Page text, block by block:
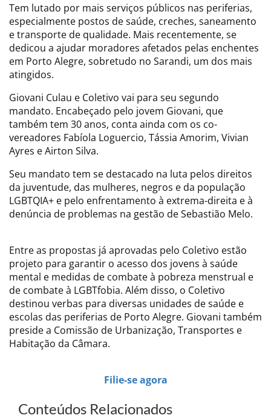
Tem lutado por mais serviços públicos nas periferias,
especialmente postos de saúde, creches, saneamento
e transporte de qualidade. Mais recentemente, se
dedicou a ajudar moradores afetados pelas enchentes
em Porto Alegre, sobretudo no Sarandi, um dos mais
atingidos.
Giovani Culau e Coletivo vai para seu segundo
mandato. Encabeçado pelo jovem Giovani, que
também tem 30 anos, conta ainda com os co-
vereadores Fabíola Loguercio, Tássia Amorim, Vivian
Ayres e Airton Silva.
Seu mandato tem se destacado na luta pelos direitos
da juventude, das mulheres, negros e da população
LGBTQIA+ e pelo enfrentamento à extrema-direita e à
denúncia de problemas na gestão de Sebastião Melo.
Entre as propostas já aprovadas pelo Coletivo estão
projeto para garantir o acesso dos jovens à saúde
mental e medidas de combate à pobreza menstrual e
de combate à LGBTfobia. Além disso, o Coletivo
destinou verbas para diversas unidades de saúde e
escolas das periferias de Porto Alegre. Giovani também
preside a Comissão de Urbanização, Transportes e
Habitação da Câmara.
Filie-se agora
Conteúdos Relacionados